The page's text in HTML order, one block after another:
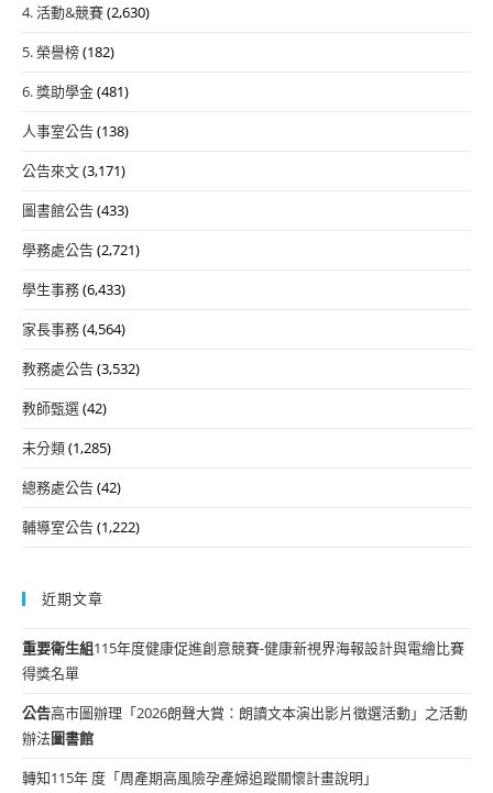
4. 活動&競賽(2,630)
5. 榮譽榜(182)
6. 獎助學金(481)
人事室公告(138)
公告來文(3,171)
圖書館公告(433)
學務處公告(2,721)
學生事務(6,433)
家長事務(4,564)
教務處公告(3,532)
教師甄選(42)
未分類(1,285)
總務處公告(42)
輔導室公告(1,222)
近期文章
重要衛生組115年度健康促進創意競賽-健康新視界海報設計與電繪比賽
得獎名單
公告高市圖辦理「2026朗聲大賞：朗讀文本演出影片徵選活動」之活動
辦法圖書館
轉知115年 度「周產期高風險孕產婦追蹤關懷計畫說明」